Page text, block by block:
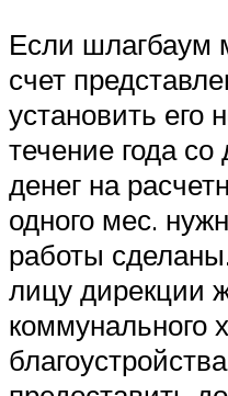
Если шлагбаум
счет
установить его
течение года
денег на
одного мес.
работы
лицу дирекции
коммунального